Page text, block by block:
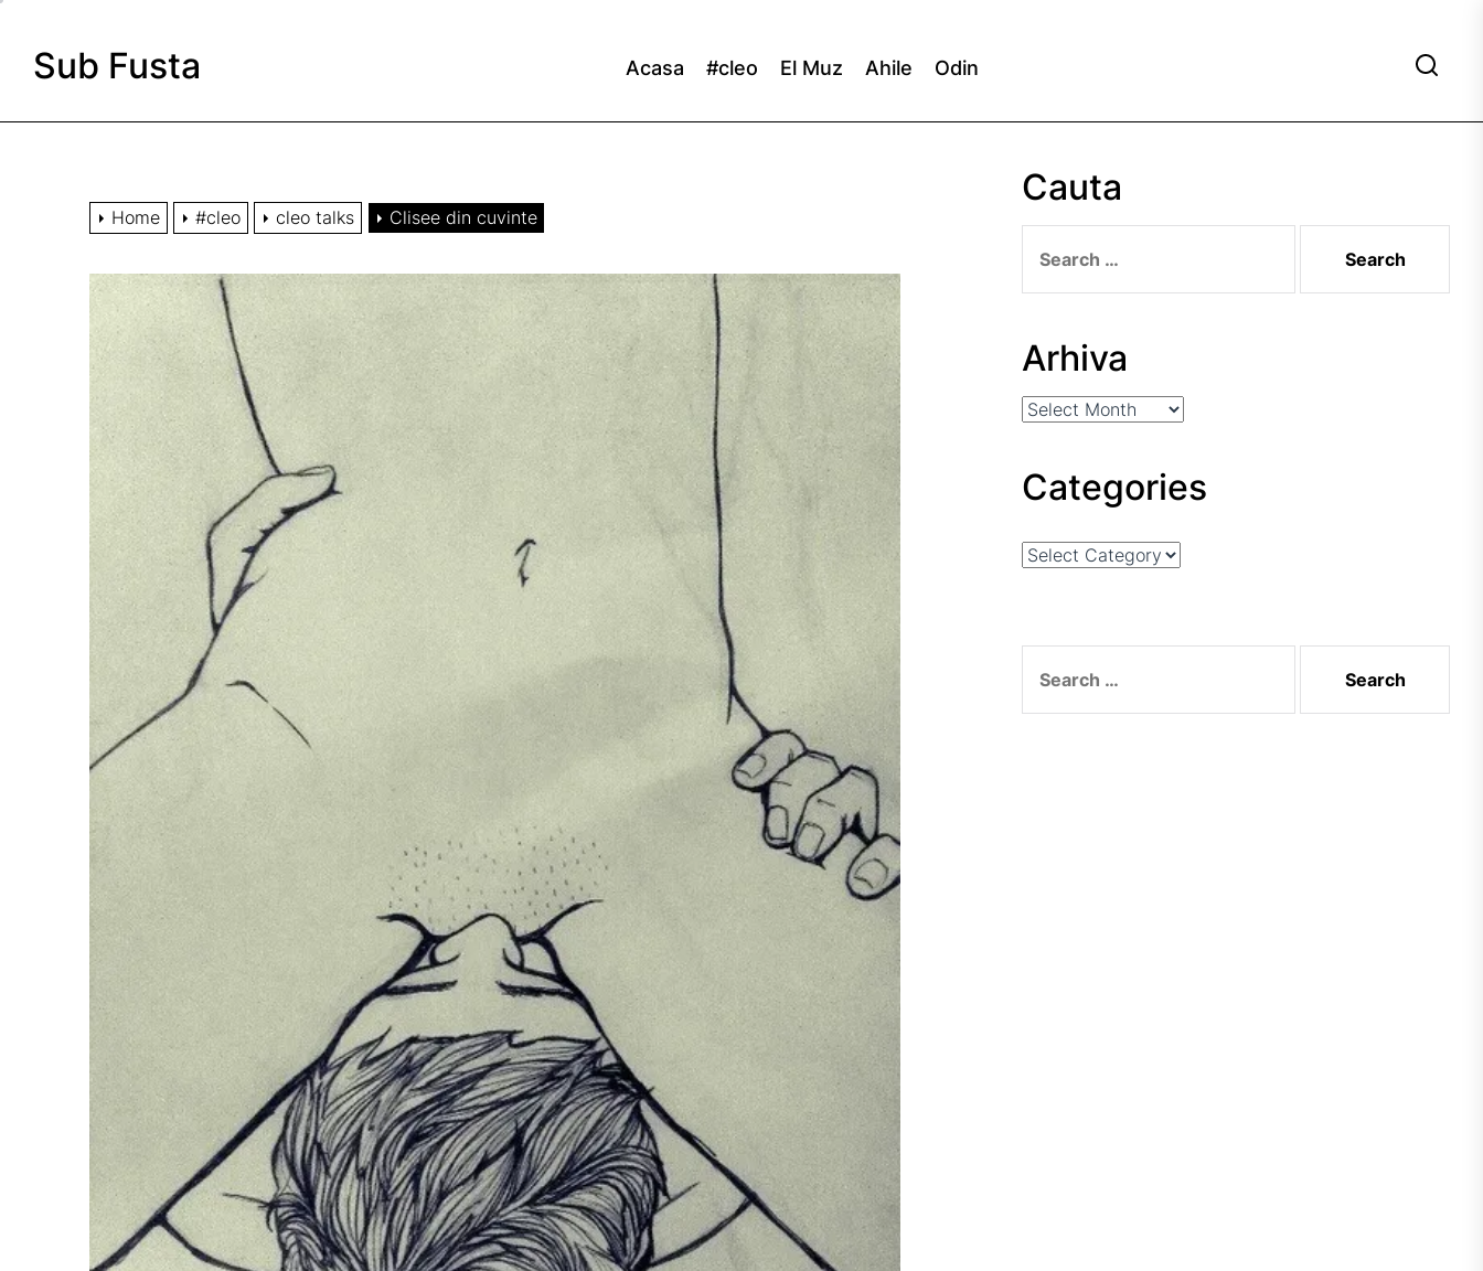
Sub Fusta Acasa #cleo El Muz Ahile Odin
Home #cleo cleo talks Clisee din cuvinte
Cauta
for:
Arhiva
Arhiva
Categories
Categories
for: